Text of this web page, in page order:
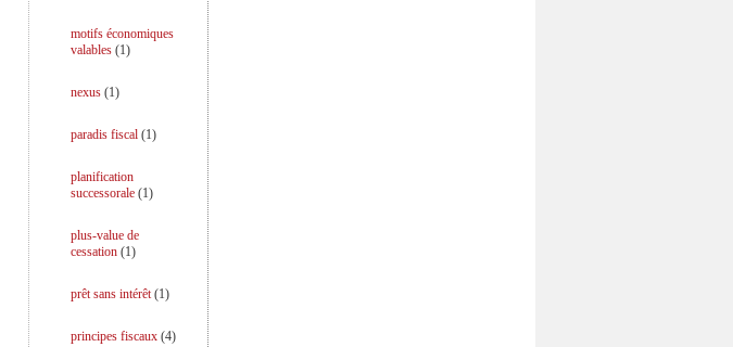
motifs économiques
valables(1)
nexus(1)
paradis fiscal(1)
planification
successorale(1)
plus-value de
cessation(1)
prêt sans intérêt(1)
principes fiscaux(4)